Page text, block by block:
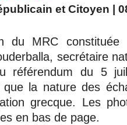
et Citoyen |
du MRC constituée
secrétaire
référendum du 5
la nature des
grecque. Les
en bas de page.